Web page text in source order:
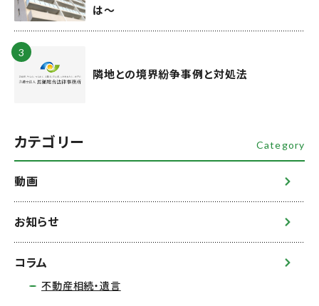
は～
隣地との境界紛争事例と対処法
カテゴリー Category
動画
お知らせ
コラム
不動産相続・遺言